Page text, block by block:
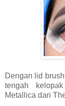
Dengan lid
tengah
Metallica dari